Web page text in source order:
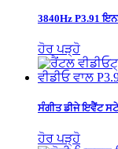
3840Hz P3.91
ਹੋਰ ਪੜ੍ਹੋ
ਸੰਗੀਤ ਡੀਜੇ ਇਵੈਂਟ
ਹੋਰ ਪੜ੍ਹੋ